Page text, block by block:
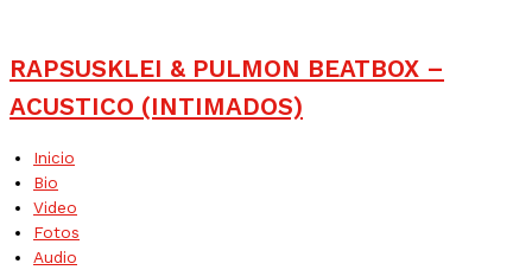
RAPSUSKLEI & PULMON BEATBOX –
ACUSTICO (INTIMADOS)
Inicio
Bio
Video
Fotos
Audio